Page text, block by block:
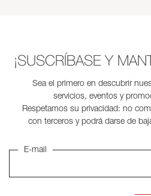
¡SUSCRÍBASE Y
Sea el primero en descubrir
servicios, eventos y
Respetamos su privacidad: no
con terceros y podrá darse de
E-mail